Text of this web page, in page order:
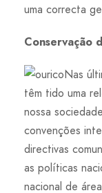
uma correcta
Conservação
Nas
têm tido uma
nossa
convenções
directivas
as políticas
nacional de